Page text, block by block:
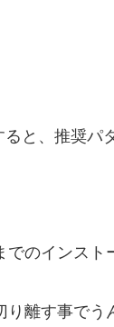
ると、推奨
のインスト
り離す事で